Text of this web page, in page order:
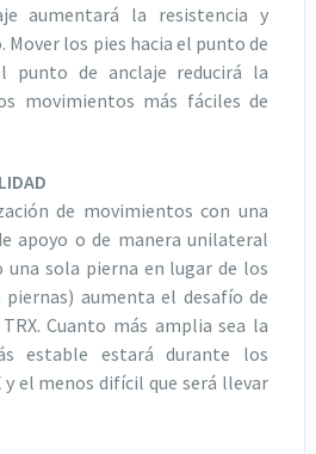
aumentará la resistencia y
Mover los pies hacia el punto de
punto de anclaje reducirá la
movimientos más fáciles de
de movimientos con una
apoyo o de manera unilateral
sola pierna en lugar de los
aumenta el desafío de
Cuanto más amplia sea la
estable estará durante los
el menos difícil que será llevar